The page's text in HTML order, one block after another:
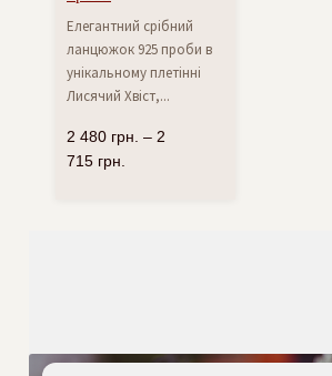
Елегантний срібний
ланцюжок 925 проби в
унікальному плетінні
Лисячий Хвіст,...
2 480 грн. – 2
715 грн.